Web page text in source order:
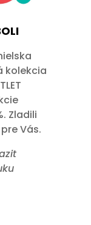
kolekcia
Zladili
Vás.